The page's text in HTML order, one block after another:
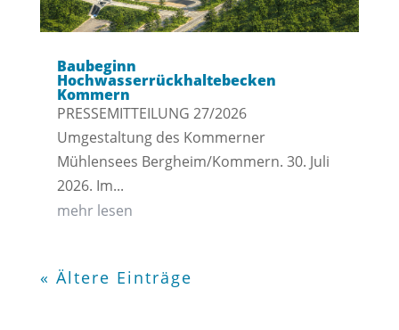
Baubeginn
Hochwasserrückhaltebecken
Kommern
PRESSEMITTEILUNG 27/2026
Umgestaltung des Kommerner
Mühlensees Bergheim/Kommern. 30. Juli
2026. Im...
mehr lesen
« Ältere Einträge